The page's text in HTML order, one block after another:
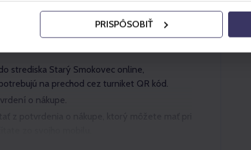
PRISPÔSOBIŤ
využiť jazdu lanovkou jedenkrát smerom
poistenie na horách.
strediska Starý Smokovec online,
na prechod cez turniket QR kód.
o nákupe.